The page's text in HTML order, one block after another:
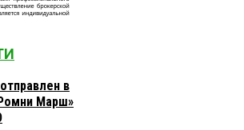
в
Марш»